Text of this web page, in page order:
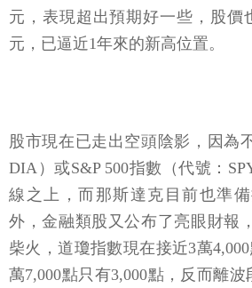
元，表現超出預期好一些，股價
元，已逼近1年來的新高位置。
股市現在已走出空頭陰影，因為
DIA）或S&P 500指數（代號：
線之上，而那斯達克目前也準
外，金融類股又公布了亮眼財報
柴火，道瓊指數現在接近3萬
萬7,000點只有3,000點，反而離波